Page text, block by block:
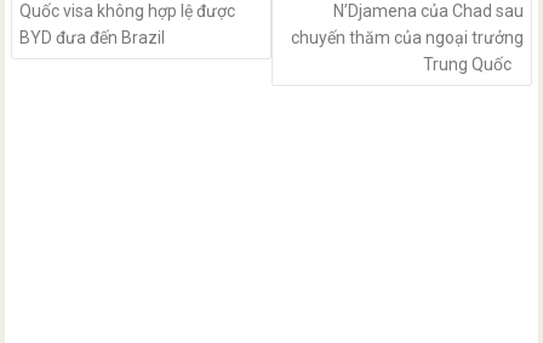
Quốc visa không hợp lệ được
BYD đưa đến Brazil
N’Djamena của Chad sau
chuyến thăm của ngoại trưởng
Trung Quốc